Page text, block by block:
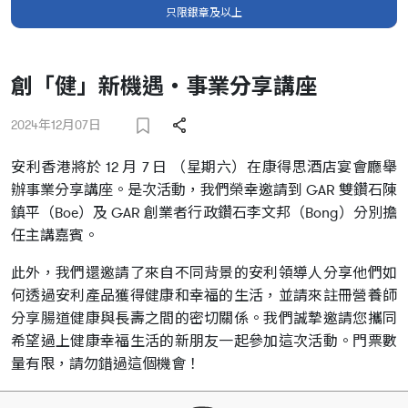
只限銀章及以上
創「健」新機遇‧事業分享講座
2024年12月07日
安利香港將於 12 月 7 日 （星期六）在康得思酒店宴會廳舉
辦事業分享講座。是次活動，我們榮幸邀請到 GAR 雙鑽石陳
鎮平（Boe）及 GAR 創業者行政鑽石李文邦（Bong）分別擔
任主講嘉賓。
此外，我們還邀請了來自不同背景的安利領導人分享他們如
何透過安利產品獲得健康和幸福的生活，並請來註冊營養師
分享腸道健康與長壽之間的密切關係。我們誠摯邀請您攜同
希望過上健康幸福生活的新朋友一起參加這次活動。門票數
量有限，請勿錯過這個機會！